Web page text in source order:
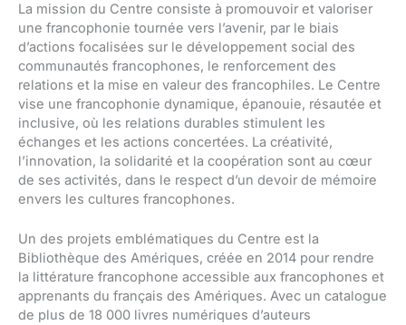
La mission du Centre consiste à promouvoir et valoriser
une francophonie tournée vers l’avenir, par le biais
d’actions focalisées sur le développement social des
communautés francophones, le renforcement des
relations et la mise en valeur des francophiles. Le Centre
vise une francophonie dynamique, épanouie, résautée et
inclusive, où les relations durables stimulent les
échanges et les actions concertées. La créativité,
l’innovation, la solidarité et la coopération sont au cœur
de ses activités, dans le respect d’un devoir de mémoire
envers les cultures francophones.
Un des projets emblématiques du Centre est la
Bibliothèque des Amériques, créée en 2014 pour rendre
la littérature francophone accessible aux francophones et
apprenants du français des Amériques. Avec un catalogue
de plus de 18 000 livres numériques d’auteurs